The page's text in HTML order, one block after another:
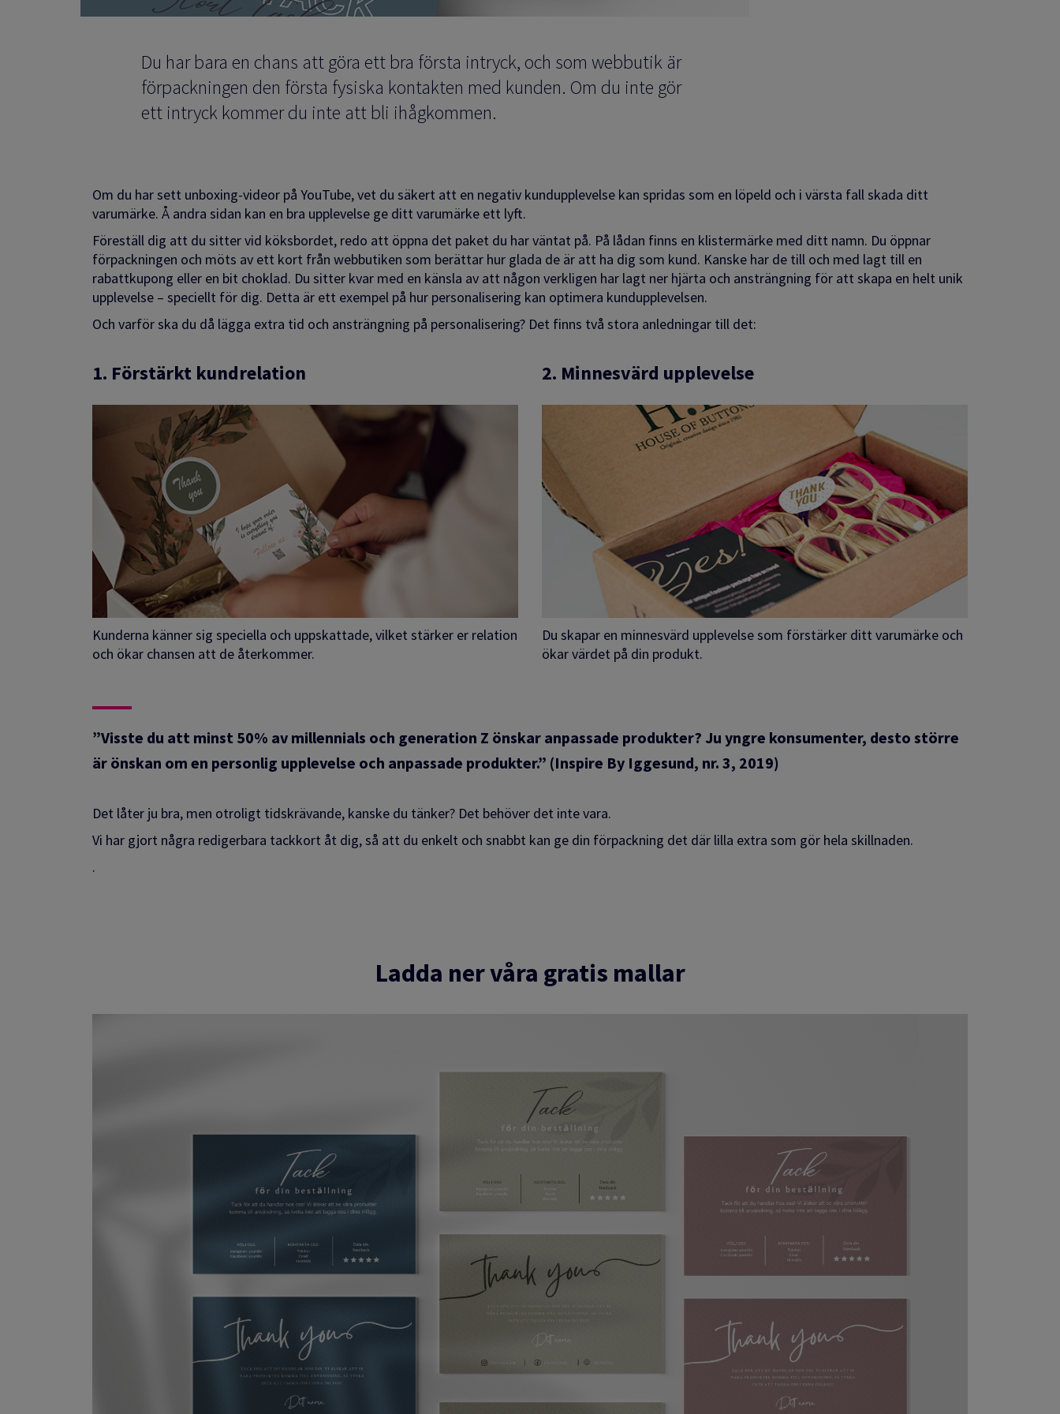
Du har bara en chans att göra ett bra första intryck, och som webbutik är
förpackningen den första fysiska kontakten med kunden. Om du inte gör
ett intryck kommer du inte att bli ihågkommen.
Om du har sett unboxing-videor på YouTube, vet du säkert att en negativ kundupplevelse kan spridas som en löpeld och i värsta fall skada ditt
varumärke. Å andra sidan kan en bra upplevelse ge ditt varumärke ett lyft.
Föreställ dig att du sitter vid köksbordet, redo att öppna det paket du har väntat på. På lådan finns en klistermärke med ditt namn. Du öppnar
förpackningen och möts av ett kort från webbutiken som berättar hur glada de är att ha dig som kund. Kanske har de till och med lagt till en
rabattkupong eller en bit choklad. Du sitter kvar med en känsla av att någon verkligen har lagt ner hjärta och ansträngning för att skapa en helt unik
upplevelse – speciellt för dig. Detta är ett exempel på hur personalisering kan optimera kundupplevelsen.
Och varför ska du då lägga extra tid och ansträngning på personalisering? Det finns två stora anledningar till det:
1. Förstärkt kundrelation
Kunderna känner sig speciella och uppskattade, vilket stärker er relation
och ökar chansen att de återkommer.
2. Minnesvärd upplevelse
Du skapar en minnesvärd upplevelse som förstärker ditt varumärke och
ökar värdet på din produkt.
”Visste du att minst 50% av millennials och generation Z önskar anpassade produkter? Ju yngre konsumenter, desto större
är önskan om en personlig upplevelse och anpassade produkter.” (Inspire By Iggesund, nr. 3, 2019)
Det låter ju bra, men otroligt tidskrävande, kanske du tänker? Det behöver det inte vara.
Vi har gjort några redigerbara tackkort åt dig, så att du enkelt och snabbt kan ge din förpackning det där lilla extra som gör hela skillnaden.
.
Ladda ner våra gratis mallar